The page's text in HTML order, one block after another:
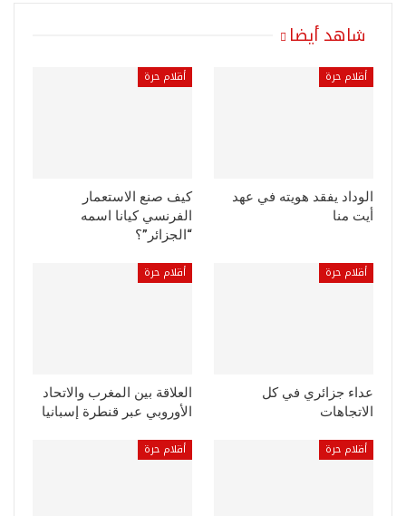
شاهد أيضا
أقلام حرة
الوداد يفقد هويته في عهد
أيت منا
أقلام حرة
كيف صنع الاستعمار
الفرنسي كيانا اسمه
“الجزائر”؟
أقلام حرة
عداء جزائري في كل
الاتجاهات
أقلام حرة
العلاقة بين المغرب والاتحاد
الأوروبي عبر قنطرة إسبانيا
أقلام حرة أقلام حرة